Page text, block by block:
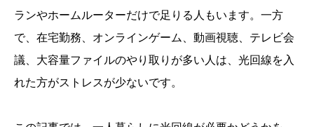
ランやホームルーターだけで足りる人もいます。一方
で、在宅勤務、オンラインゲーム、動画視聴、テレビ会
議、大容量ファイルのやり取りが多い人は、光回線を入
れた方がストレスが少ないです。